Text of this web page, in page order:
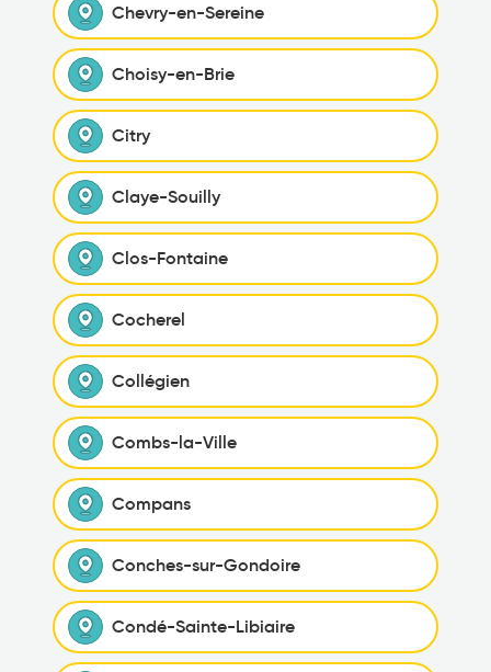
Chevry-en-Sereine
Choisy-en-Brie
Citry
Claye-Souilly
Clos-Fontaine
Cocherel
Collégien
Combs-la-Ville
Compans
Conches-sur-Gondoire
Condé-Sainte-Libiaire